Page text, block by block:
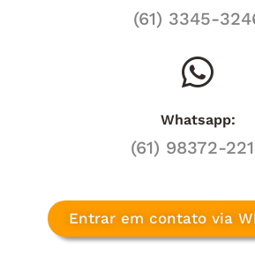
(61) 3345-
Whatsapp:
(61) 98372-
Entrar em contato via